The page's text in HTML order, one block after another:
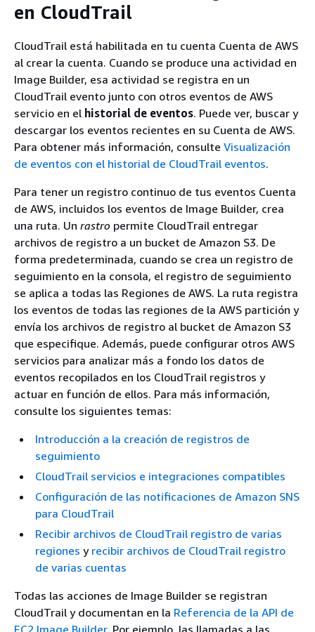
en CloudTrail
CloudTrail está habilitada en tu cuenta Cuenta de AWS
al crear la cuenta. Cuando se produce una actividad en
Image Builder, esa actividad se registra en un
CloudTrail evento junto con otros eventos de AWS
servicio en el historial de eventos. Puede ver, buscar y
descargar los eventos recientes en su Cuenta de AWS.
Para obtener más información, consulte Visualización
de eventos con el historial de CloudTrail eventos.
Para tener un registro continuo de tus eventos Cuenta
de AWS, incluidos los eventos de Image Builder, crea
una ruta. Un rastro permite CloudTrail entregar
archivos de registro a un bucket de Amazon S3. De
forma predeterminada, cuando se crea un registro de
seguimiento en la consola, el registro de seguimiento
se aplica a todas las Regiones de AWS. La ruta registra
los eventos de todas las regiones de la AWS partición y
envía los archivos de registro al bucket de Amazon S3
que especifique. Además, puede configurar otros AWS
servicios para analizar más a fondo los datos de
eventos recopilados en los CloudTrail registros y
actuar en función de ellos. Para más información,
consulte los siguientes temas:
Introducción a la creación de registros de
seguimiento
CloudTrail servicios e integraciones compatibles
Configuración de las notificaciones de Amazon SNS
para CloudTrail
Recibir archivos de CloudTrail registro de varias
regiones y recibir archivos de CloudTrail registro
de varias cuentas
Todas las acciones de Image Builder se registran
CloudTrail y documentan en la Referencia de la API de
EC2 Image Builder. Por ejemplo, las llamadas a las